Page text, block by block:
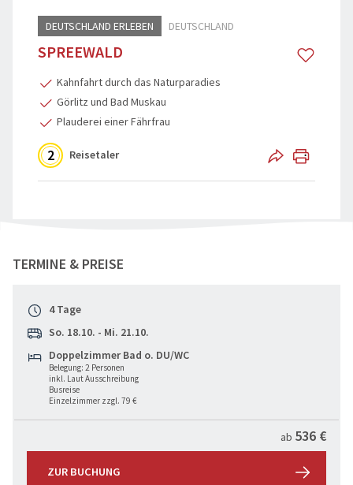
Reisegutschein
Katalogbestellung
Reisebegleiter
Grundpakete & Zustiege
DEUTSCHLAND ERLEBEN DEUTSCHLAND
SPREEWALD
Kahnfahrt durch das Naturparadies
Görlitz und Bad Muskau
Plauderei einer Fährfrau
2 Reisetaler
TERMINE & PREISE
4 Tage
So. 18.10. - Mi. 21.10.
Doppelzimmer Bad o. DU/WC
Belegung: 2 Personen
inkl. Laut Ausschreibung
Busreise
Einzelzimmer zzgl. 79 €
ab 536 €
ZUR BUCHUNG